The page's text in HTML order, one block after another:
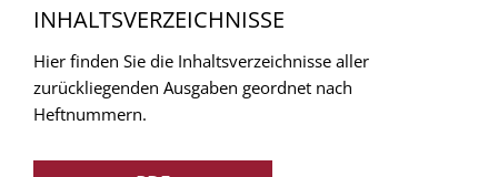
INHALTSVERZEICHNISSE
Hier finden Sie die Inhaltsverzeichnisse aller
zurückliegenden Ausgaben geordnet nach
Heftnummern.